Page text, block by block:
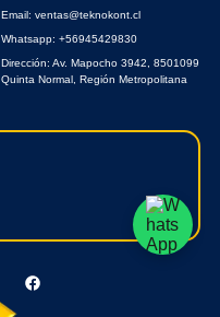
Email: ventas@teknokont.cl
Whatsapp: +56945429830
Dirección: Av. Mapocho 3942, 8501099
Quinta Normal, Región Metropolitana